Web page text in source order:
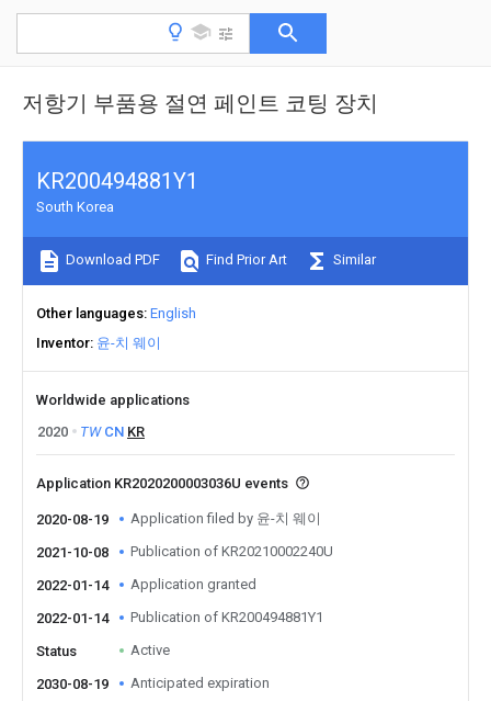
저항기 부품용 절연 페인트 코팅 장치
KR200494881Y1
South Korea
Download PDF Find Prior Art Similar
Other languages English
Inventor 윤-치 웨이
Worldwide applications
2020
TW CN KR
Application KR2020200003036U events
2020-08-19 Application filed by 윤-치 웨이
2021-10-08 Publication of KR20210002240U
2022-01-14 Application granted
2022-01-14 Publication of KR200494881Y1
Status Active
2030-08-19 Anticipated expiration